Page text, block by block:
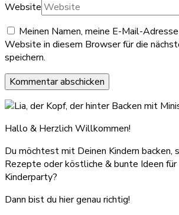
Website
Meinen Namen, meine E-Mail-
Website in diesem Browser für die
speichern.
Hallo & Herzlich Willkommen!
Du möchtest mit Deinen Kindern backen,
Rezepte oder köstliche & bunte Ideen für
Kinderparty?
Dann bist du hier genau richtig!